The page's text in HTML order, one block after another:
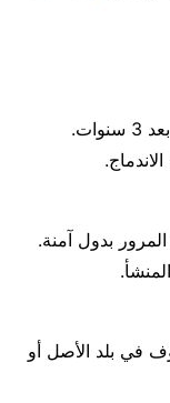
بعد 3 سنوات.
بدول آمنة.
في بلد الأصل أو